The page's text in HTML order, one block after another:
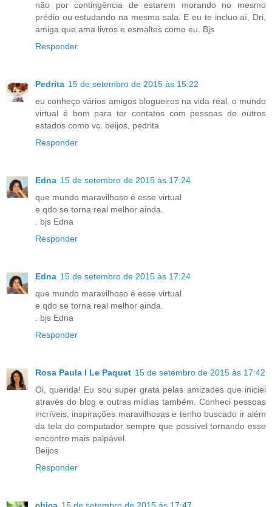
não por contingência de estarem morando no mesmo
prédio ou estudando na mesma sala. E eu te incluo aí, Dri,
amiga que ama livros e esmaltes como eu. Bjs
Responder
Pedrita 15 de setembro de 2015 às 15:22
eu conheço vários amigos blogueiros na vida real. o mundo
virtual é bom para ter contatos com pessoas de outros
estados como vc. beijos, pedrita
Responder
Edna 15 de setembro de 2015 às 17:24
que mundo maravilhoso é esse virtual
e qdo se torna real melhor ainda.
. bjs Edna
Responder
Edna 15 de setembro de 2015 às 17:24
que mundo maravilhoso é esse virtual
e qdo se torna real melhor ainda.
. bjs Edna
Responder
Rosa Paula I Le Paquet 15 de setembro de 2015 às 17:42
Oi, querida! Eu sou super grata pelas amizades que iniciei
através do blog e outras mídias também. Conheci pessoas
incríveis, inspirações maravilhosas e tenho buscado ir além
da tela do computador sempre que possível tornando esse
encontro mais palpável.
Beijos
Responder
chica 15 de setembro de 2015 às 17:47